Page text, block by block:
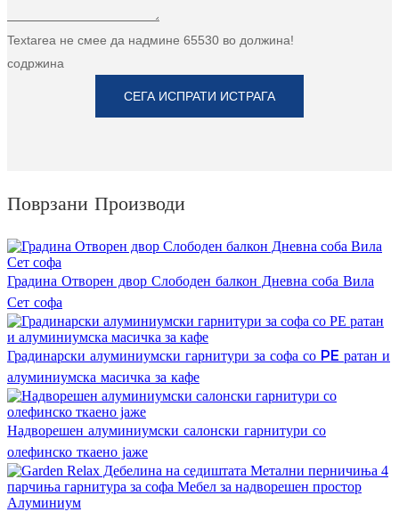
Textarea не смее да надмине 65530 во должина!
содржина
СЕГА ИСПРАТИ ИСТРАГА
Поврзани Производи
Градина Отворен двор Слободен балкон Дневна соба Вила
Сет софа
Градинарски алуминиумски гарнитури за софа со PE ратан и
алуминиумска масичка за кафе
Надворешен алуминиумски салонски гарнитури со
олефинско ткаено јаже